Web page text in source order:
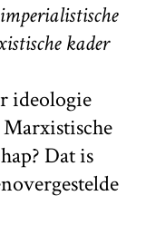
kader
ideologie
Dat is